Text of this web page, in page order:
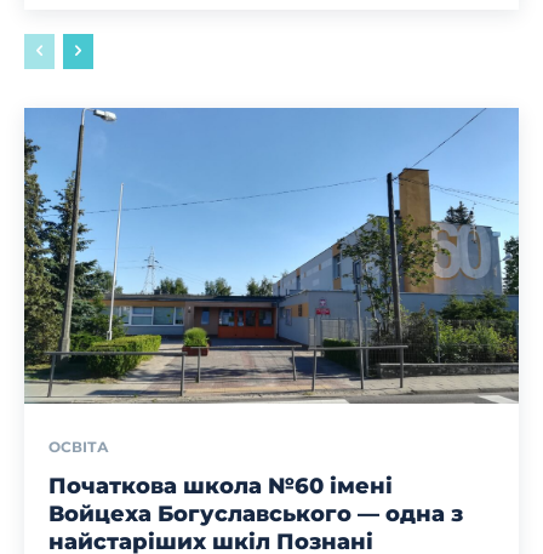
ОСВІТА
Початкова школа №60 імені
Войцеха Богуславського — одна з
найстаріших шкіл Познані